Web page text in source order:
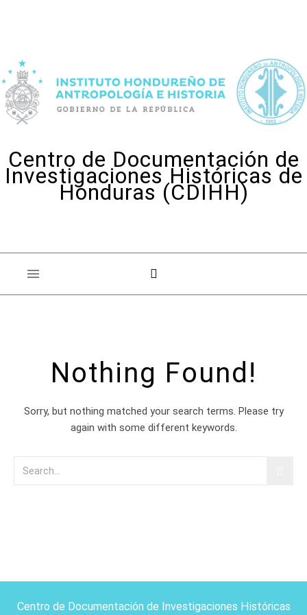
Centro de Documentación de
Investigaciones Históricas de
Honduras (CDIHH)
Nothing Found!
Sorry, but nothing matched your search terms. Please try
again with some different keywords.
Centro de Documentación de Investigaciones Históricas